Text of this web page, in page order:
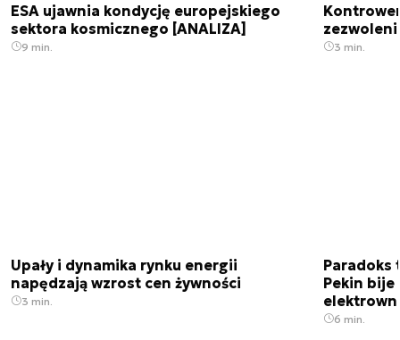
ESA ujawnia kondycję europejskiego
sektora kosmicznego [ANALIZA]
9 min. 3 min.
Upały i dynamika rynku energii
napędzają wzrost cen żywności
3 min.
Paradoks
Pekin bije
6 min.